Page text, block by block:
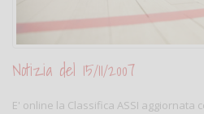
Notizia del 15/11/2007
E' online la Classifica ASSI aggiornata